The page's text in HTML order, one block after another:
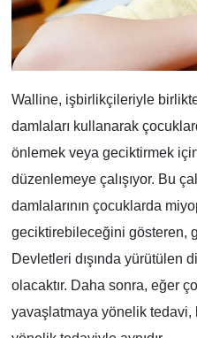
Walline, işbirlikçileriyle
damlaları kullanarak
önlemek veya geciktirmek
düzenlemeye çalışıyor. Bu
damlalarının çocuklarda
geciktirebileceğini gösteren,
Devletleri dışında yürütülen
olacaktır. Daha sonra, eğer
yavaşlatmaya yönelik tedavi,